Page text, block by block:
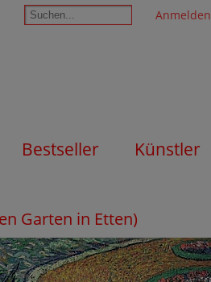
Anmelden
Bestseller Künstler
Garten in Etten)